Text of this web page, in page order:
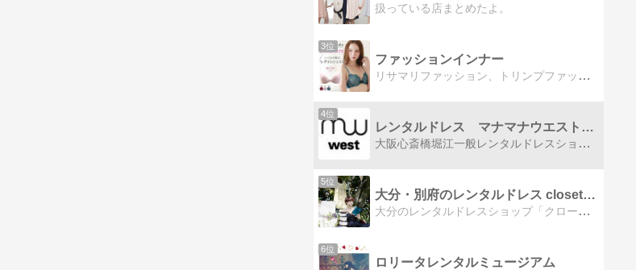
扱っている店まとめたよ。
3位
ファッションインナー
リサマリファッション、トリンプファッション、大きなサイズインナーランジェリーなら、ファッションインナーでいいものがいっぱい。
4位
レンタルドレス マナマナウエストのブログ
大阪心斎橋堀江一般レンタルドレスショップ結婚式2次会などパーティー用にアポイント制でドレスをレンタルします
5位
大分・別府のレンタルドレス closetMoonhill
大分のレンタルドレスショップ「クローゼットムーンヒル」オーナー、子持ち女性起業家momoのブログ。
6位
ロリータレンタルミュージアム